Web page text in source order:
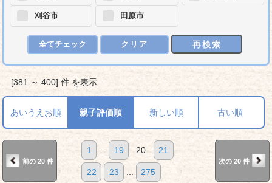
刈谷市 田原市
全てチェック クリア 再検索
[381 ～ 400] 件 を表示
あいうえお順 親子評価順 新しい順 古い順
前の 20 件
1 ... 19 20 21
22 23 275
次の 20 件